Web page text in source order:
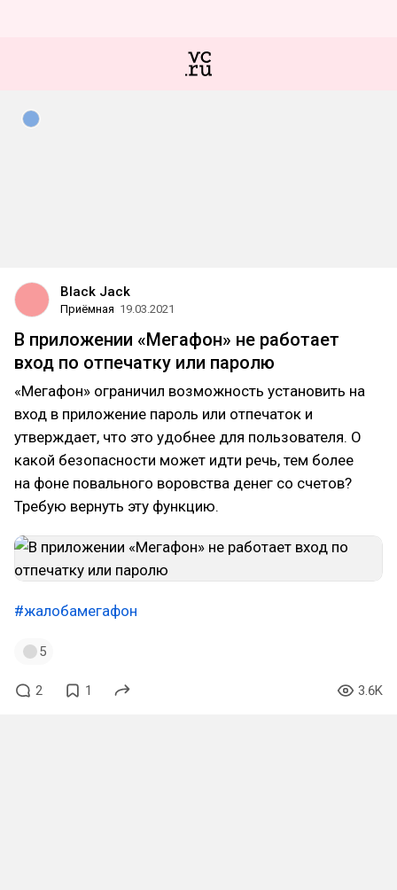
Black Jack
Приёмная 19.03.2021
В приложении «Мегафон» не работает
вход по отпечатку или паролю
«Мегафон» ограничил возможность установить на
вход в приложение пароль или отпечаток и
утверждает, что это удобнее для пользователя. О
какой безопасности может идти речь, тем более
на фоне повального воровства денег со счетов?
Требую вернуть эту функцию.
#жалобамегафон
5
2 1 3.6K